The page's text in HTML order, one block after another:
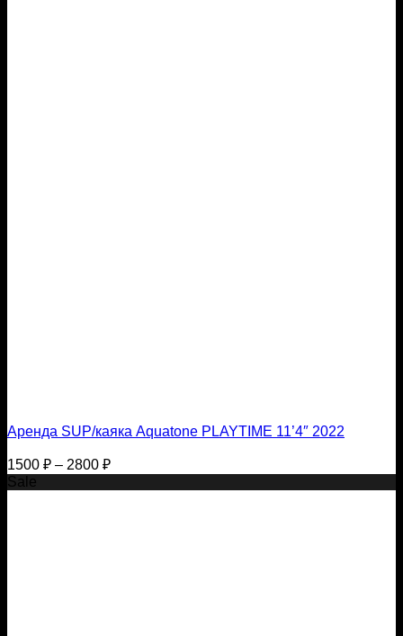
Аренда SUP/каяка Aquatone PLAYTIME 11’4″ 2022
1500 ₽ – 2800 ₽Диапазон
цен:
Sale